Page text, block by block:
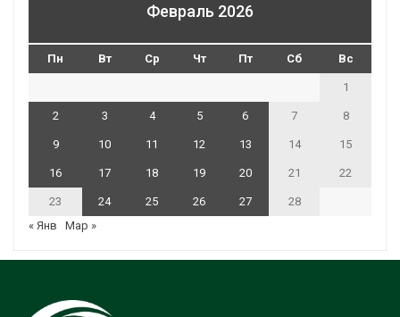
Февраль 2026
Пн Вт Ср Чт Пт Сб Вс
1
2 3 4 5 6 7 8
9 10 11 12 13 14 15
16 17 18 19 20 21 22
23 24 25 26 27
28
« Янв
Мар »